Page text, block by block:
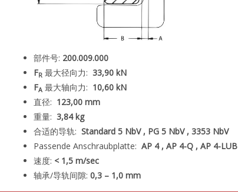
部件号: 200.009.000
FR最大径向力: 33,90 kN
FA 最大轴向力: 10,60 kN
直径: 123,00 mm
重量: 3,84 kg
合适的导轨: Standard 5 NbV , PG 5 NbV , 3353 NbV
Passende Anschraubplatte: AP 4 , AP 4-Q , AP 4-LUB
速度: < 1,5 m/sec
轴承/导轨间隙: 0,3 – 1,0 mm